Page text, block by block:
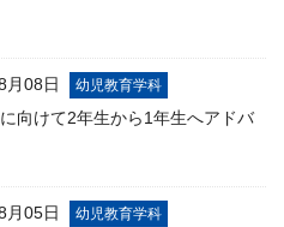
月08日 幼児教育学科
向けて2年生から1年生へアドバ
月05日 幼児教育学科